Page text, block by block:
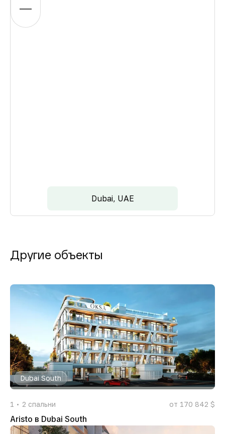
Dubai, UAE
Другие объекты
Dubai South
1 2 спальни от 170 842 $
Aristo в Dubai South